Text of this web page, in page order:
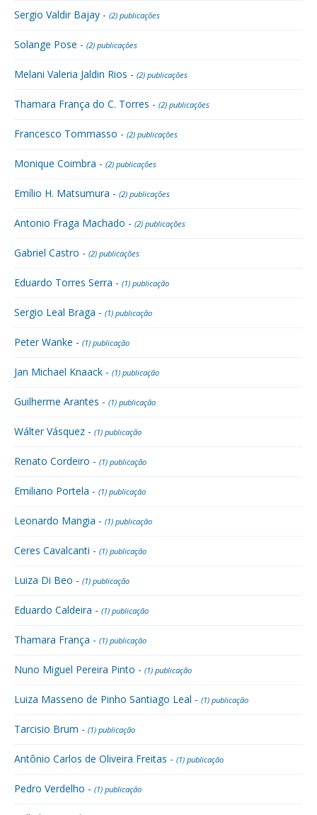
Sergio Valdir Bajay - (2) publicações
Solange Pose - (2) publicações
Melani Valeria Jaldin Rios - (2) publicações
Thamara França do C. Torres - (2) publicações
Francesco Tommasso - (2) publicações
Monique Coimbra - (2) publicações
Emílio H. Matsumura - (2) publicações
Antonio Fraga Machado - (2) publicações
Gabriel Castro - (2) publicações
Eduardo Torres Serra - (1) publicação
Sergio Leal Braga - (1) publicação
Peter Wanke - (1) publicação
Jan Michael Knaack - (1) publicação
Guilherme Arantes - (1) publicação
Wálter Vásquez - (1) publicação
Renato Cordeiro - (1) publicação
Emiliano Portela - (1) publicação
Leonardo Mangia - (1) publicação
Ceres Cavalcanti - (1) publicação
Luiza Di Beo - (1) publicação
Eduardo Caldeira - (1) publicação
Thamara França - (1) publicação
Nuno Miguel Pereira Pinto - (1) publicação
Luiza Masseno de Pinho Santiago Leal - (1) publicação
Tarcisio Brum - (1) publicação
Antônio Carlos de Oliveira Freitas - (1) publicação
Pedro Verdelho - (1) publicação